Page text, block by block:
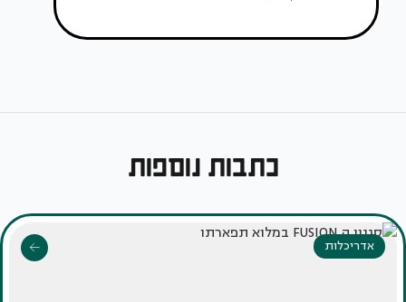
כתבות נוספות
אדריכלות